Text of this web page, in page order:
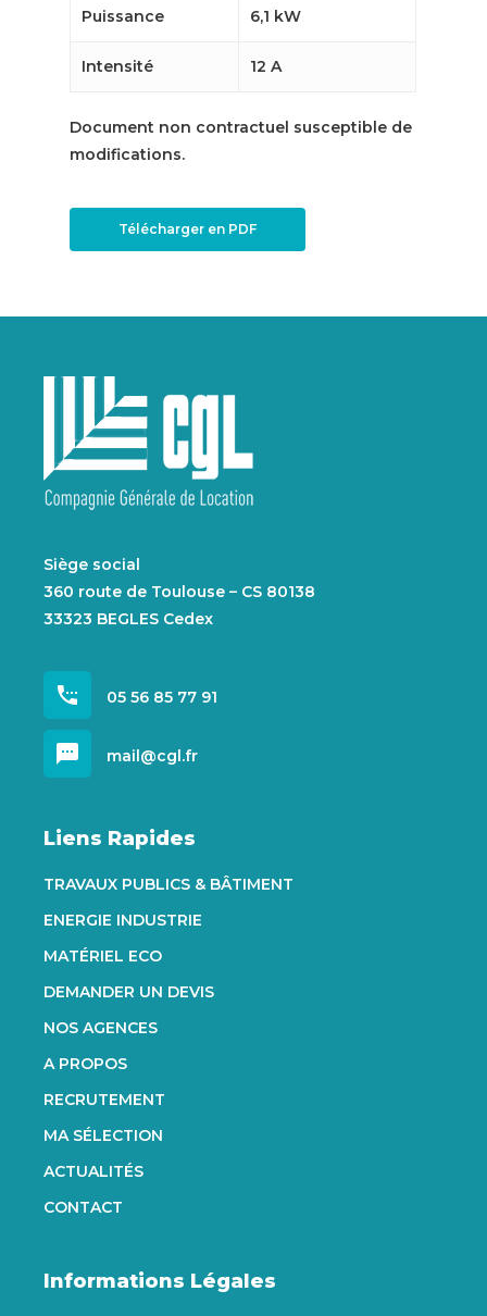
Puissance 6,1 kW
Intensité 12 A
Document non contractuel susceptible de
modifications.
Télécharger en PDF
Siège social
360 route de Toulouse – CS 80138
33323 BEGLES Cedex
settings_phone 05 56 85 77 91
sms mail@cgl.fr
Liens Rapides
TRAVAUX PUBLICS & BÂTIMENT
ENERGIE INDUSTRIE
MATÉRIEL ECO
DEMANDER UN DEVIS
NOS AGENCES
A PROPOS
RECRUTEMENT
MA SÉLECTION
ACTUALITÉS
CONTACT
Informations Légales